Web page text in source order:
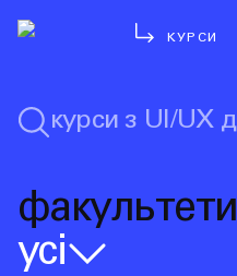
факультети
усі
КУРСИ